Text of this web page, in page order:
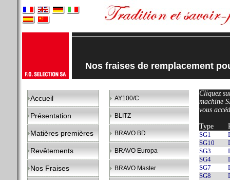
Nos fraises de remplacement
Accueil
Présentation
Matières premières
Revêtements
Nos Fraises
AY100/C
BLITZ
BRAVO BD
BRAVO Europa
BRAVO Master
Cliquez
machine
vous
Type
SG1
SG10
SG3
SG4
SG7
SG8